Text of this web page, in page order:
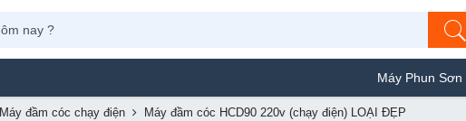
Máy Phun Sơn Yamafuji
Máy đầm cóc chạy điện Máy đầm cóc HCD90 220v (chạy điện) LOẠI ĐẸP